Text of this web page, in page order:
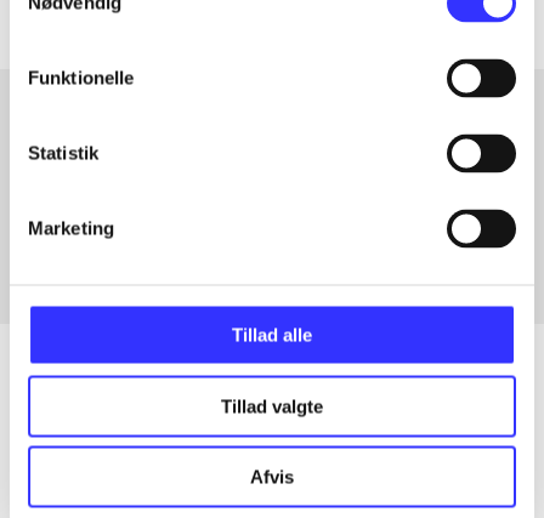
Funktionelle
Statistik
Marketing
Tillad alle
Tillad valgte
Afvis
Artikler med samme emner
Artikler
Alle registrerede artikler fordelt på udgivelser